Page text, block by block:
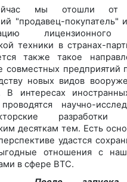
мы отошли от
"продавец-покупатель"
лицензионного
техники в странах-
также такое
совместных предприятий
новых видов
В интересах
научно-
десяткам тем. Есть
удастся
отношения с
в сфере ВТС.